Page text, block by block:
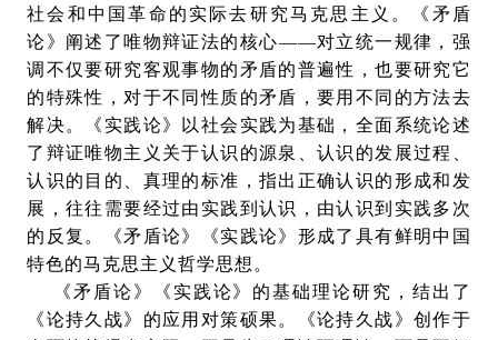
社会和中国革命的实际去研究马克思主义。《矛盾
论》阐述了唯物辩证法的核心——对立统一规律，强
调不仅要研究客观事物的矛盾的普遍性，也要研究它
的特殊性，对于不同性质的矛盾，要用不同的方法去
解决。《实践论》以社会实践为基础，全面系统论述
了辩证唯物主义关于认识的源泉、认识的发展过程、
认识的目的、真理的标准，指出正确认识的形成和发
展，往往需要经过由实践到认识，由认识到实践多次
的反复。《矛盾论》《实践论》形成了具有鲜明中国
特色的马克思主义哲学思想。
《矛盾论》《实践论》的基础理论研究，结出了
《论持久战》的应用对策硕果。《论持久战》创作于